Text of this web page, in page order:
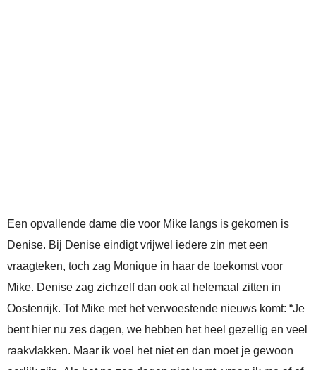
Een opvallende dame die voor Mike langs is gekomen is
Denise. Bij Denise eindigt vrijwel iedere zin met een
vraagteken, toch zag Monique in haar de toekomst voor
Mike. Denise zag zichzelf dan ook al helemaal zitten in
Oostenrijk. Tot Mike met het verwoestende nieuws komt: “Je
bent hier nu zes dagen, we hebben het heel gezellig en veel
raakvlakken. Maar ik voel het niet en dan moet je gewoon